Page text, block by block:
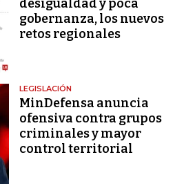
desigualdad y poca
gobernanza, los nuevos
retos regionales
LEGISLACIÓN
MinDefensa anuncia
ofensiva contra grupos
criminales y mayor
control territorial